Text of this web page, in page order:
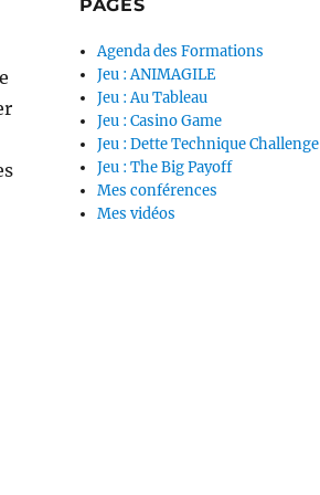
PAGES
Agenda des Formations
Jeu : ANIMAGILE
Jeu : Au Tableau
Jeu : Casino Game
Jeu : Dette Technique Challenge
Jeu : The Big Payoff
Mes conférences
Mes vidéos